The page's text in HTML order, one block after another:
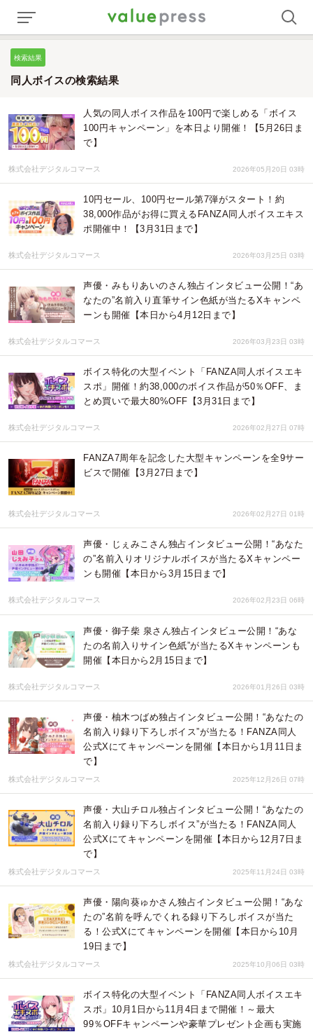
検索結果
同人ボイスの検索結果
人気の同人ボイス作品を100円で楽しめる「ボイス
100円キャンペーン」を本日より開催！【5月26日ま
で】
株式会社デジタルコマース 2026年05月20日 03時
10円セール、100円セール第7弾がスタート！約
38,000作品がお得に買えるFANZA同人ボイスエキス
ポ開催中！【3月31日まで】
株式会社デジタルコマース 2026年03月25日 03時
声優・みもりあいのさん独占インタビュー公開！“あ
なたの”名前入り直筆サイン色紙が当たるXキャンペ
ーンも開催【本日から4月12日まで】
株式会社デジタルコマース 2026年03月23日 03時
ボイス特化の大型イベント「FANZA同人ボイスエキ
スポ」開催！約38,000のボイス作品が50％OFF、ま
とめ買いで最大80%OFF【3月31日まで】
株式会社デジタルコマース 2026年02月27日 07時
FANZA7周年を記念した大型キャンペーンを全9サー
ビスで開催【3月27日まで】
株式会社デジタルコマース 2026年02月27日 01時
声優・じぇみこさん独占インタビュー公開！“あなた
の”名前入りオリジナルボイスが当たるXキャンペー
ンも開催【本日から3月15日まで】
株式会社デジタルコマース 2026年02月23日 06時
声優・御子柴 泉さん独占インタビュー公開！“あな
たの名前入りサイン色紙”が当たるXキャンペーンも
開催【本日から2月15日まで】
株式会社デジタルコマース 2026年01月26日 03時
声優・柚木つばめ独占インタビュー公開！“あなたの
名前入り録り下ろしボイス”が当たる！FANZA同人
公式Xにてキャンペーンを開催【本日から1月11日ま
で】
株式会社デジタルコマース 2025年12月26日 07時
声優・大山チロル独占インタビュー公開！“あなたの
名前入り録り下ろしボイス”が当たる！FANZA同人
公式Xにてキャンペーンを開催【本日から12月7日ま
で】
株式会社デジタルコマース 2025年11月24日 03時
声優・陽向葵ゅかさん独占インタビュー公開！“あな
たの”名前を呼んでくれる録り下ろしボイスが当た
る！公式Xにてキャンペーンを開催【本日から10月
19日まで】
株式会社デジタルコマース 2025年10月06日 03時
ボイス特化の大型イベント「FANZA同人ボイスエキ
スポ」10月1日から11月4日まで開催！～最大
99％OFFキャンペーンや豪華プレゼント企画も実施